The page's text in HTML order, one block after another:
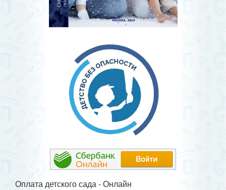
Оплата детского сада - Онлайн